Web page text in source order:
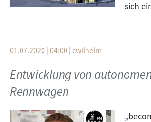
sich
den
einem Ort der Begegnung und der
ausgebaut.
Zu Gast im Podcast ist Herr Martin
Direktor der Ulmer Stadtbibliothek.
Kulturmanagement studiert. Das hilft
01.07.2020 | 04:00 | cwilhelm
Entwicklung von autonomen
Rennwagen